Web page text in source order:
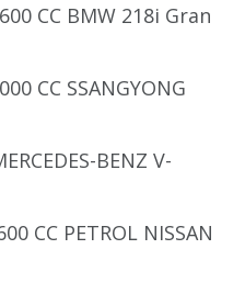
CC BMW 218i Gran
CC SSANGYONG
BENZ V-
CC PETROL NISSAN